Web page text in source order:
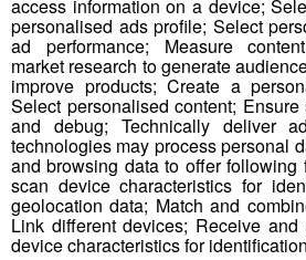
access information on a device;
personalised ads profile; Select
ad performance; Measure
market research to generate
improve products; Create a
Select personalised content; Ensure
and debug; Technically deliver
technologies may process personal
and browsing data to offer following
scan device characteristics for
geolocation data; Match and
Link different devices; Receive and
device characteristics for